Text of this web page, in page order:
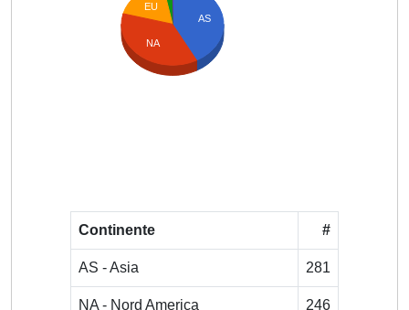
AS
EU
NA
Continente #
AS - Asia 281
NA - Nord America 246